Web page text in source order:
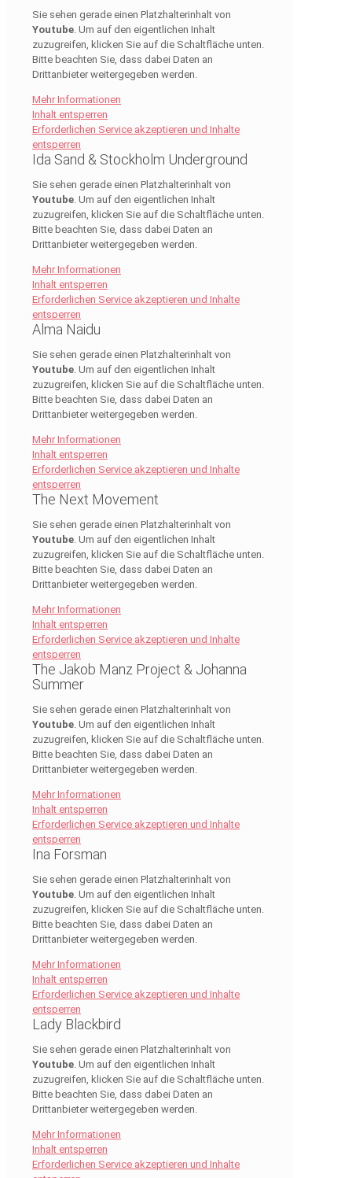
Sie sehen gerade einen Platzhalterinhalt von
Youtube. Um auf den eigentlichen Inhalt
zuzugreifen, klicken Sie auf die Schaltfläche unten.
Bitte beachten Sie, dass dabei Daten an
Drittanbieter weitergegeben werden.
Mehr Informationen
Inhalt entsperren
Erforderlichen Service akzeptieren und Inhalte
entsperren
Ida Sand & Stockholm Underground
Sie sehen gerade einen Platzhalterinhalt von
Youtube. Um auf den eigentlichen Inhalt
zuzugreifen, klicken Sie auf die Schaltfläche unten.
Bitte beachten Sie, dass dabei Daten an
Drittanbieter weitergegeben werden.
Mehr Informationen
Inhalt entsperren
Erforderlichen Service akzeptieren und Inhalte
entsperren
Alma Naidu
Sie sehen gerade einen Platzhalterinhalt von
Youtube. Um auf den eigentlichen Inhalt
zuzugreifen, klicken Sie auf die Schaltfläche unten.
Bitte beachten Sie, dass dabei Daten an
Drittanbieter weitergegeben werden.
Mehr Informationen
Inhalt entsperren
Erforderlichen Service akzeptieren und Inhalte
entsperren
The Next Movement
Sie sehen gerade einen Platzhalterinhalt von
Youtube. Um auf den eigentlichen Inhalt
zuzugreifen, klicken Sie auf die Schaltfläche unten.
Bitte beachten Sie, dass dabei Daten an
Drittanbieter weitergegeben werden.
Mehr Informationen
Inhalt entsperren
Erforderlichen Service akzeptieren und Inhalte
entsperren
The Jakob Manz Project & Johanna
Summer
Sie sehen gerade einen Platzhalterinhalt von
Youtube. Um auf den eigentlichen Inhalt
zuzugreifen, klicken Sie auf die Schaltfläche unten.
Bitte beachten Sie, dass dabei Daten an
Drittanbieter weitergegeben werden.
Mehr Informationen
Inhalt entsperren
Erforderlichen Service akzeptieren und Inhalte
entsperren
Ina Forsman
Sie sehen gerade einen Platzhalterinhalt von
Youtube. Um auf den eigentlichen Inhalt
zuzugreifen, klicken Sie auf die Schaltfläche unten.
Bitte beachten Sie, dass dabei Daten an
Drittanbieter weitergegeben werden.
Mehr Informationen
Inhalt entsperren
Erforderlichen Service akzeptieren und Inhalte
entsperren
Lady Blackbird
Sie sehen gerade einen Platzhalterinhalt von
Youtube. Um auf den eigentlichen Inhalt
zuzugreifen, klicken Sie auf die Schaltfläche unten.
Bitte beachten Sie, dass dabei Daten an
Drittanbieter weitergegeben werden.
Mehr Informationen
Inhalt entsperren
Erforderlichen Service akzeptieren und Inhalte